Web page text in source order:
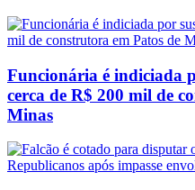
Funcionária é indiciada
cerca de R$ 200 mil de
Minas